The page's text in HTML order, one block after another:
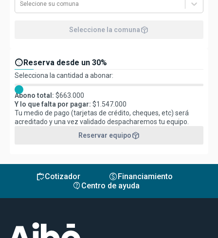
Selecione su comuna
Seleccione la comunapackage_2
paidReserva desde un 30%
Selecciona la cantidad a abonar:
Abono total: $663.000
Y lo que falta por pagar: $1.547.000
Tu medio de pago (tarjetas de crédito, cheques, etc) será
acreditado y una vez validado despacharemos tu equipo.
Reservar equipopackage_2
inventoryCotizador monetization_onFinanciamiento
contact_support Centro de ayuda